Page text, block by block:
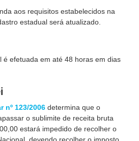
aos requisitos estabelecidos na
estadual será atualizado.
é efetuada em até 48 horas em dias
nº 123/2006 determina que o
o sublimite de receita bruta
estará impedido de recolher o